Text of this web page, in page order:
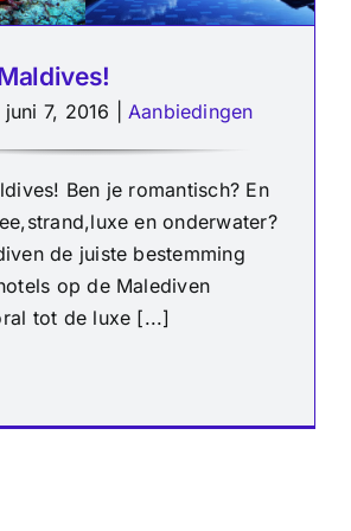
juni 7, 2016 Aanbiedingen
Ben je romantisch? En
en onderwater?
de juiste bestemming
op de Malediven
tot de luxe [...]